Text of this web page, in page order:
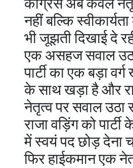
कांग्रेस अब केवल
नहीं बल्कि
भी जूझती दिखाई दे
एक असहज सवाल
पार्टी का एक बड़ा
के साथ खड़ा है और
नेतृत्व पर सवाल उठा
राजा वड़िंग को पार्टी
में स्वयं पद छोड़ देना
फिर हाईकमान एक